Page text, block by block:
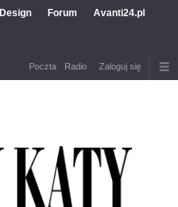
Design Forum Avanti24.pl
Poczta Radio Zaloguj się